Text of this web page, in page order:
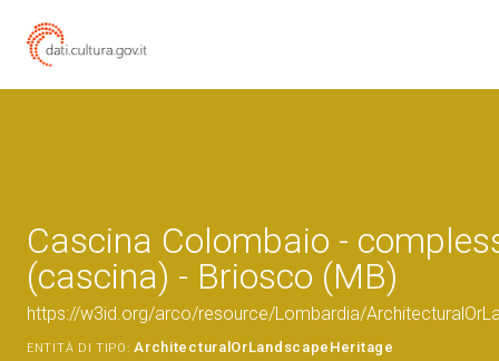
Cascina Colombaio -
(cascina) - Briosco (MB)
https://w3id.org/arco/resource/Lombardia/
ENTITÀ DI TIPO: ArchitecturalOrLandscapeHeritage